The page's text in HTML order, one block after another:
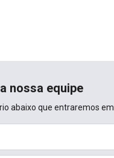
nossa equipe
abaixo que entraremos